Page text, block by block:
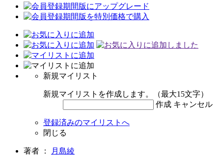
新規マイリスト
新規マイリストを作成します。（最大15文字）
作成 キャンセル
登録済みのマイリストへ
閉じる
著者 ：
月島綾